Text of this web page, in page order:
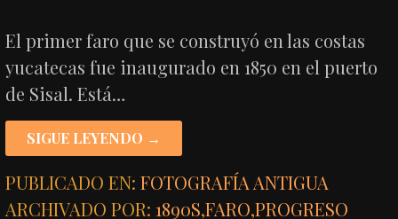
El primer faro que se construyó en las costas
yucatecas fue inaugurado en 1850 en el puerto
de Sisal. Está…
SIGUE LEYENDO →
PUBLICADO EN:FOTOGRAFÍA ANTIGUA
ARCHIVADO POR:1890S,FARO,PROGRESO